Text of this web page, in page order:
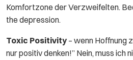
Komfortzone der Verzweifelten.
the depression.
Toxic Positivity – wenn Hoffnung
nur positiv denken!” Nein, muss ich